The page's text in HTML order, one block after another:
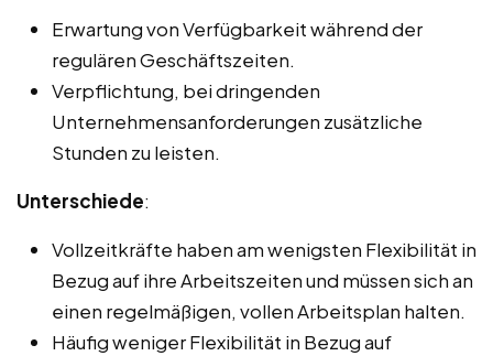
Erwartung von Verfügbarkeit während der
regulären Geschäftszeiten.
Verpflichtung, bei dringenden
Unternehmensanforderungen zusätzliche
Stunden zu leisten.
Unterschiede:
Vollzeitkräfte haben am wenigsten Flexibilität in
Bezug auf ihre Arbeitszeiten und müssen sich an
einen regelmäßigen, vollen Arbeitsplan halten.
Häufig weniger Flexibilität in Bezug auf